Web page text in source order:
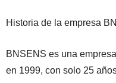
Historia de la empresa
BNSENS es una
en 1999, con solo 25